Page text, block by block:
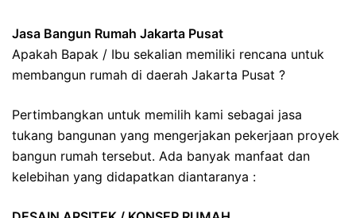
Jasa Bangun Rumah Jakarta Pusat
Apakah Bapak / Ibu sekalian memiliki rencana untuk
membangun rumah di daerah Jakarta Pusat ?
Pertimbangkan untuk memilih kami sebagai jasa
tukang bangunan yang mengerjakan pekerjaan proyek
bangun rumah tersebut. Ada banyak manfaat dan
kelebihan yang didapatkan diantaranya :